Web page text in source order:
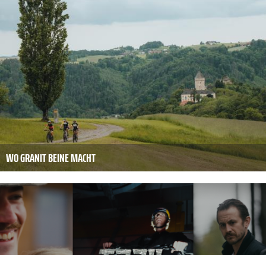
WO GRANIT BEINE MACHT